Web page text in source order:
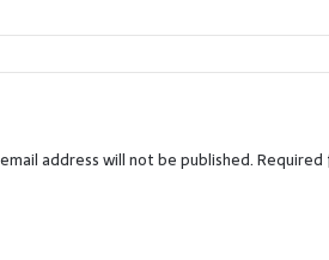
address will not be published.Required